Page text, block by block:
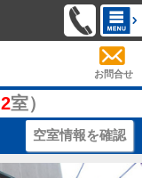
お問合せ
2室）
空室情報を確認